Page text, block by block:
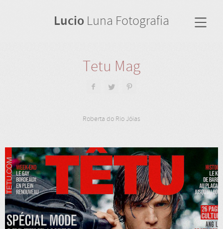
Lucio Luna Fotografia
Tetu Mag
Roberta do Rio Jóias